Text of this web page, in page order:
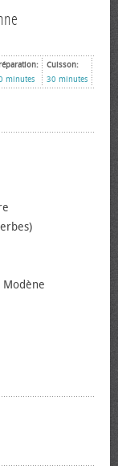
minutes
Cuisson:
30 minutes